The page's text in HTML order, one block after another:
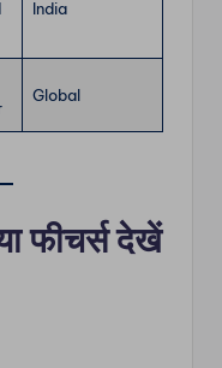
India
Global
फीचर्स देखें